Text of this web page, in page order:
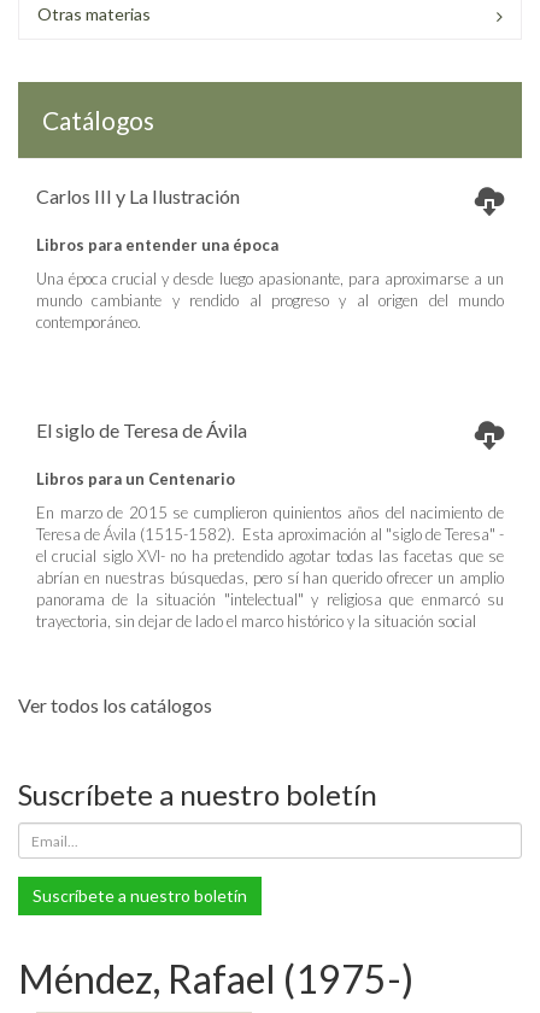
Otras materias
Catálogos
Carlos III y La Ilustración
Libros para entender una época
Una época crucial y desde luego apasionante, para aproximarse a un
mundo cambiante y rendido al progreso y al origen del mundo
contemporáneo.
El siglo de Teresa de Ávila
Libros para un Centenario
En marzo de 2015 se cumplieron quinientos años del nacimiento de
Teresa de Ávila (1515-1582). Esta aproximación al "siglo de Teresa" -
el crucial siglo XVI- no ha pretendido agotar todas las facetas que se
abrían en nuestras búsquedas, pero sí han querido ofrecer un amplio
panorama de la situación "intelectual" y religiosa que enmarcó su
trayectoria, sin dejar de lado el marco histórico y la situación social
Ver todos los catálogos
Suscríbete a nuestro boletín
Suscríbete a nuestro boletín
Méndez, Rafael (1975-)